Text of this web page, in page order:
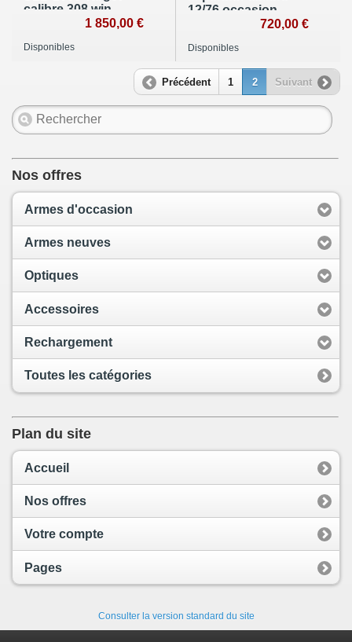
calibre 308 win
1 850,00 €
Disponibles
12/76 occasion
720,00 €
Disponibles
Précédent 1 2 Suivant
Nos offres
Armes d'occasion
Armes neuves
Optiques
Accessoires
Rechargement
Toutes les catégories
Plan du site
Accueil
Nos offres
Votre compte
Pages
Consulter la version standard du site